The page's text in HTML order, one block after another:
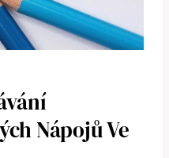
Nápojů Ve